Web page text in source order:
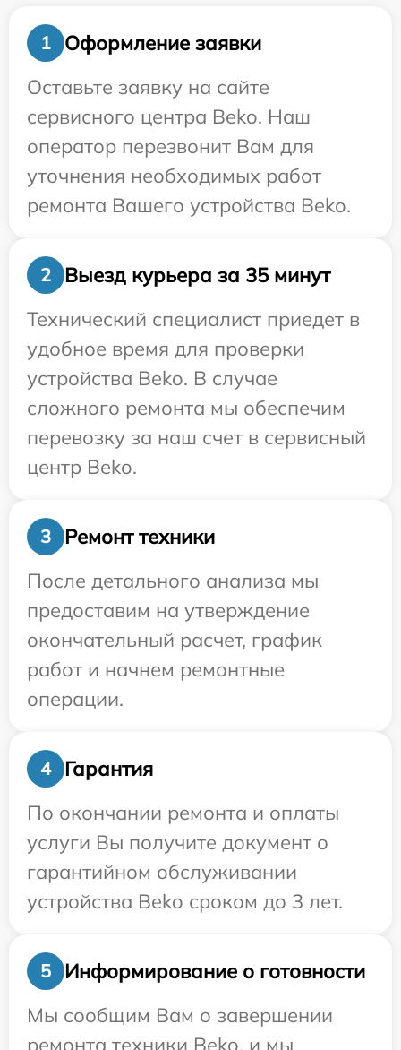
1
Оформление заявки
Оставьте заявку на сайте
сервисного центра Beko. Наш
оператор перезвонит Вам для
уточнения необходимых работ
ремонта Вашего устройства Beko.
2
Выезд курьера за 35 минут
Технический специалист приедет в
удобное время для проверки
устройства Beko. В случае
сложного ремонта мы обеспечим
перевозку за наш счет в сервисный
центр Beko.
3
Ремонт техники
После детального анализа мы
предоставим на утверждение
окончательный расчет, график
работ и начнем ремонтные
операции.
4
Гарантия
По окончании ремонта и оплаты
услуги Вы получите документ о
гарантийном обслуживании
устройства Beko сроком до 3 лет.
5
Информирование о готовности
Мы сообщим Вам о завершении
ремонта техники Beko, и мы